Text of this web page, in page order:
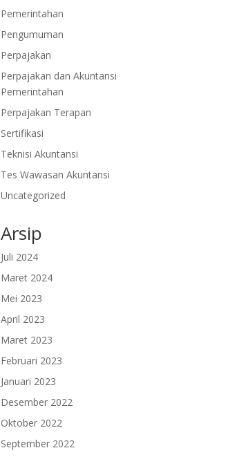
Pemerintahan
Pengumuman
Perpajakan
Perpajakan dan Akuntansi
Pemerintahan
Perpajakan Terapan
Sertifikasi
Teknisi Akuntansi
Tes Wawasan Akuntansi
Uncategorized
Arsip
Juli 2024
Maret 2024
Mei 2023
April 2023
Maret 2023
Februari 2023
Januari 2023
Desember 2022
Oktober 2022
September 2022